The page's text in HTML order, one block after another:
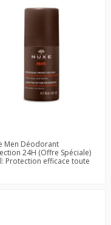
Men Déodorant
24H (Offre Spéciale)
Protection efficace toute